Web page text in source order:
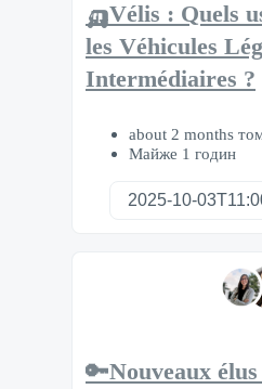
🛺Vélis : Quels
les Véhicules
Intermédiaires ?
about 2 months
Майже 1 годин
🔑Nouveaux